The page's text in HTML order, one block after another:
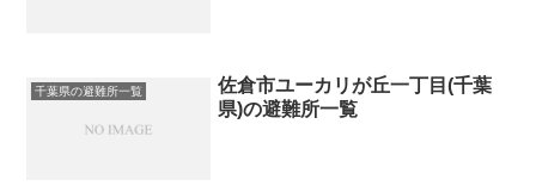
千葉県の避難所一覧
佐倉市ユーカリが丘一丁目(千葉
県)の避難所一覧